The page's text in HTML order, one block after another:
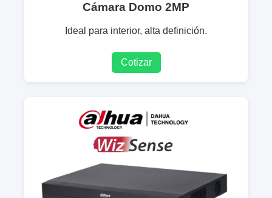
Cámara Domo 2MP
Ideal para interior, alta definición.
Cotizar